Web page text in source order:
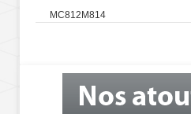
MC812M814